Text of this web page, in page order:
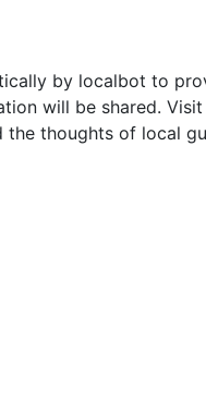
by localbot to
will be shared.
thoughts of local